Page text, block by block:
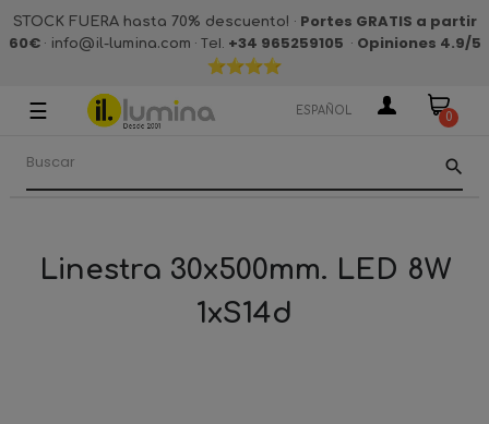
STOCK FUERA hasta 70% descuento! · Portes GRATIS a partir
60€· info@il-lumina.com · Tel. +34 965259105 · Opiniones 4.9/5
Navegación
palanca
☰ ESPAÑOL 0
search
Linestra 30x500mm. LED 8W
1xS14d